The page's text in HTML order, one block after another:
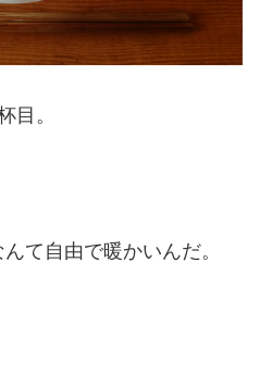
目。
て自由で暖かいんだ。